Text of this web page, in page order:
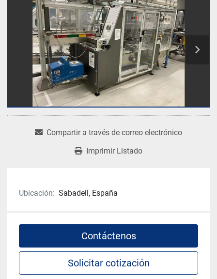
Compartir a través de correo electrónico
Imprimir Listado
Ubicación: Sabadell, España
Contáctenos
Solicitar cotización